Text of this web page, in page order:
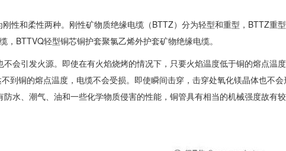
性和柔性两种。刚性矿物质绝缘电缆（BTTZ）分为轻型和重型，BTTZ重
BTTVQ轻型铜芯铜护套聚氯乙烯外护套矿物绝缘电缆。
会引发火源。即使在有火焰烧烤的情况下，只要火焰温度低于铜的熔点温
到铜的熔点温度，电缆不会受损。即使瞬间击穿，击穿处氧化镁晶体也不
水、潮气、油和一些化学物质侵害的性能，铜管具有相当的机械强度故有较